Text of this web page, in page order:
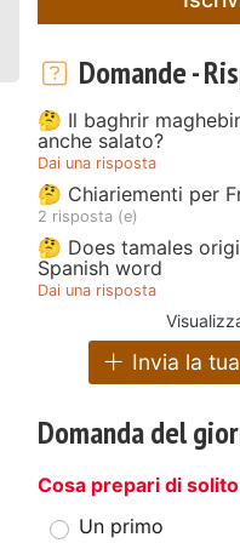
Domande -
🤔 Il baghrir
anche salato?
Dai una risposta
🤔 Chiariementi per
2 risposta (e)
🤔 Does tamales
Spanish word
Dai una risposta
Invia la
Domanda del
Cosa prepari di
Un primo